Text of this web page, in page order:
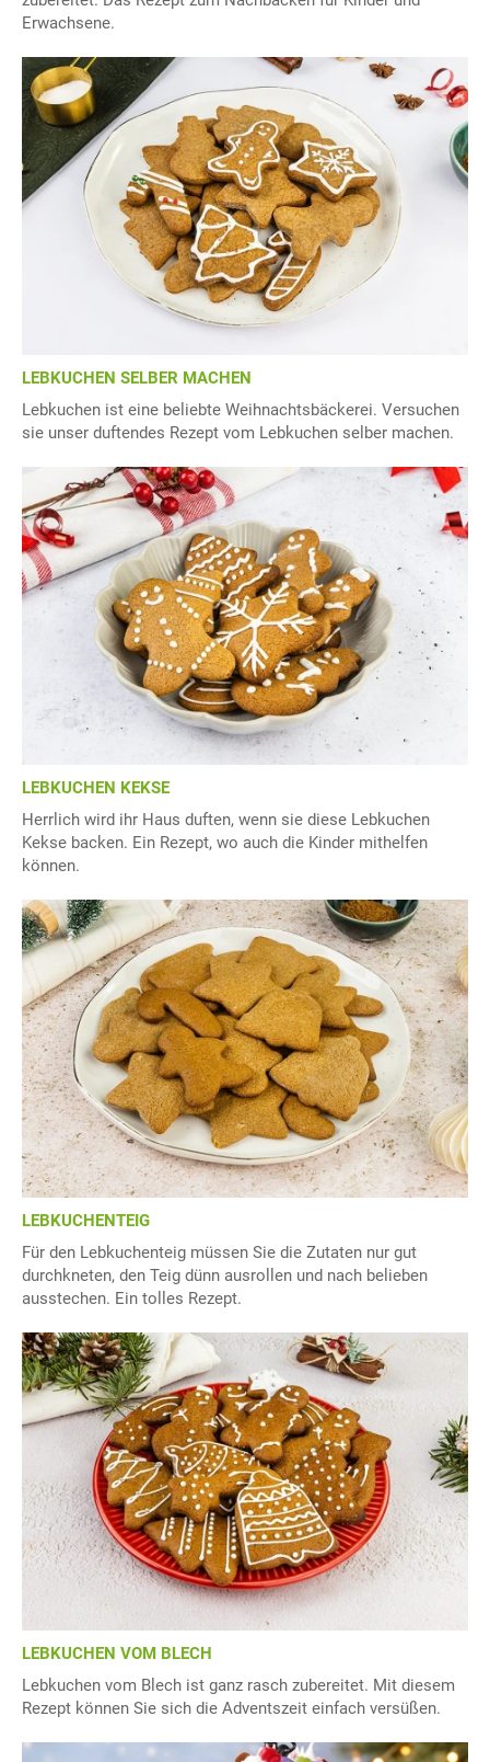
Erwachsene.
LEBKUCHEN SELBER MACHEN
Lebkuchen ist eine beliebte Weihnachtsbäckerei. Versuchen
sie unser duftendes Rezept vom Lebkuchen selber machen.
LEBKUCHEN KEKSE
Herrlich wird ihr Haus duften, wenn sie diese Lebkuchen
Kekse backen. Ein Rezept, wo auch die Kinder mithelfen
können.
LEBKUCHENTEIG
Für den Lebkuchenteig müssen Sie die Zutaten nur gut
durchkneten, den Teig dünn ausrollen und nach belieben
ausstechen. Ein tolles Rezept.
LEBKUCHEN VOM BLECH
Lebkuchen vom Blech ist ganz rasch zubereitet. Mit diesem
Rezept können Sie sich die Adventszeit einfach versüßen.